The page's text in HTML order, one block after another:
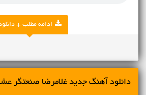
ادامه مطلب +
دانلود آهنگ جدید غلامرضا صنعتگر